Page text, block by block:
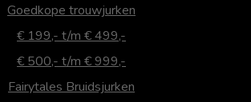
Goedkope trouwjurken
€ 199,- t/m € 499,-
€ 500,- t/m € 999,-
Fairytales Bruidsjurken